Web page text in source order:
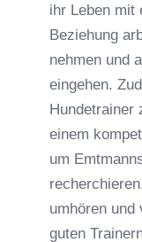
ihr Leben mit
Beziehung
nehmen und
eingehen.
Hundetrainer
einem
um
umhören und
guten